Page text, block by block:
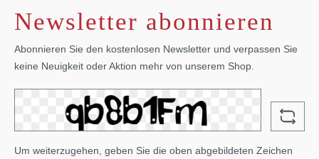
Newsletter abonnieren
Abonnieren Sie den kostenlosen Newsletter und verpassen Sie
keine Neuigkeit oder Aktion mehr von unserem Shop.
Um weiterzugehen, geben Sie die oben abgebildeten Zeichen